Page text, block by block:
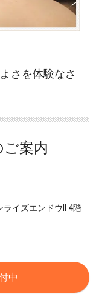
さを体験なさ
イズエンドウII 4階
中